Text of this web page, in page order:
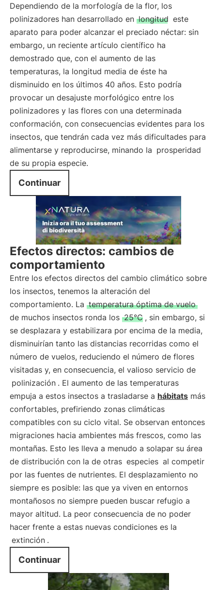
Dependiendo de la morfología de la flor, los
polinizadores han desarrollado en longitud este
aparato para poder alcanzar el preciado néctar: sin
embargo, un reciente artículo científico ha
demostrado que, con el aumento de las
temperaturas, la longitud media de éste ha
disminuido en los últimos 40 años. Esto podría
provocar un desajuste morfológico entre los
polinizadores y las flores con una determinada
conformación, con consecuencias evidentes para los
insectos, que tendrán cada vez más dificultades para
alimentarse y reproducirse, minando la prosperidad
de su propia especie.
Continuar
Efectos directos: cambios de
comportamiento
Entre los efectos directos del cambio climático sobre
los insectos, tenemos la alteración del
comportamiento. La temperatura óptima de vuelo
de muchos insectos ronda los 25°C , sin embargo, si
se desplazara y estabilizara por encima de la media,
disminuirían tanto las distancias recorridas como el
número de vuelos, reduciendo el número de flores
visitadas y, en consecuencia, el valioso servicio de
polinización . El aumento de las temperaturas
empuja a estos insectos a trasladarse a hábitats más
confortables, prefiriendo zonas climáticas
compatibles con su ciclo vital. Se observan entonces
migraciones hacia ambientes más frescos, como las
montañas. Esto les lleva a menudo a solapar su área
de distribución con la de otras especies al competir
por las fuentes de nutrientes. El desplazamiento no
siempre es posible: las que ya viven en entornos
montañosos no siempre pueden buscar refugio a
mayor altitud. La peor consecuencia de no poder
hacer frente a estas nuevas condiciones es la
extinción .
Continuar